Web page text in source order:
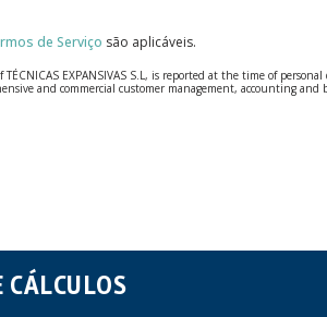
de Serviço são aplicáveis.
EXPANSIVAS S.L, is reported at the time of
and commercial customer management, accounting
Regulation (GDPR) 2016.
a letter together with a photocopy of your ID, to P.I.